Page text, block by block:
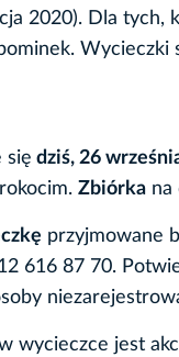
2020). Dla
Wycieczki
się dziś, 26
Zbiórka na
przyjmowane
616 87 70.
wycieczce jest